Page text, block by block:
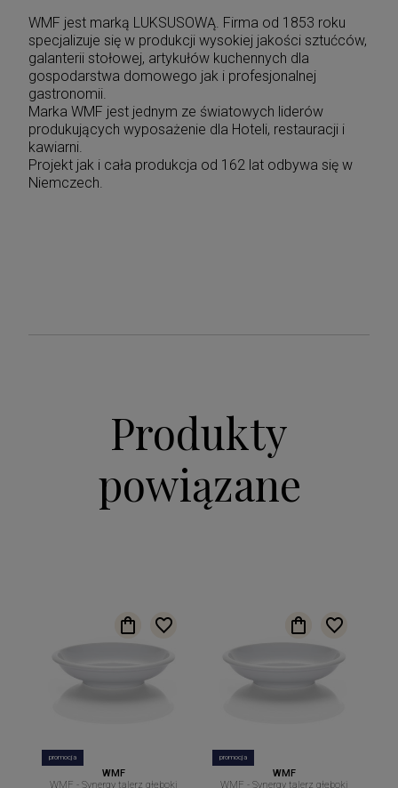
WMF jest marką LUKSUSOWĄ. Firma od 1853 roku
specjalizuje się w produkcji wysokiej jakości sztućców,
galanterii stołowej, artykułów kuchennych dla
gospodarstwa domowego jak i profesjonalnej
gastronomii.
Marka WMF jest jednym ze światowych liderów
produkujących wyposażenie dla Hoteli, restauracji i
kawiarni.
Projekt jak i cała produkcja od 162 lat odbywa się w
Niemczech.
Produkty
powiązane
promocja
WMF
WMF - Synergy talerz głęboki
promocja
WMF
WMF - Synergy talerz głęboki